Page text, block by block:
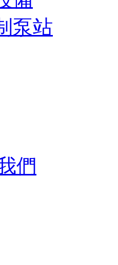
泵站
們